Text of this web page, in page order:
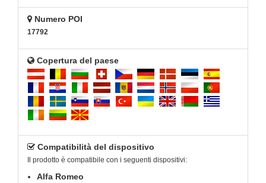
Numero POI
17792
Copertura del paese
Compatibilità del dispositivo
Il prodotto è compatibile con i seguenti dispositivi:
Alfa Romeo